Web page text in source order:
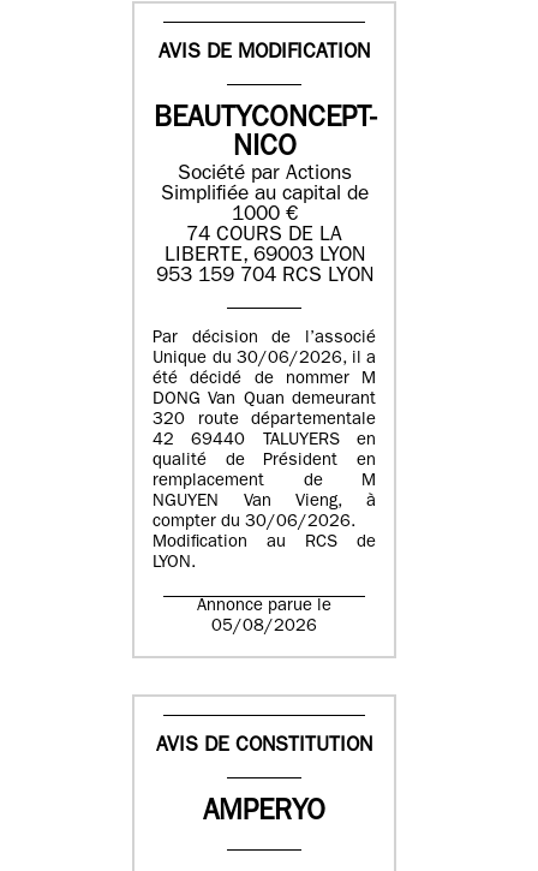
AVIS DE MODIFICATION
BEAUTYCONCEPT-
NICO
Société par Actions
Simplifiée au capital de
1000 €
74 COURS DE LA
LIBERTE, 69003 LYON
953 159 704 RCS LYON
Par décision de l’associé
Unique du 30/06/2026, il a
été décidé de nommer M
DONG Van Quan demeurant
320 route départementale
42 69440 TALUYERS en
qualité de Président en
remplacement de M
NGUYEN Van Vieng, à
compter du 30/06/2026.
Modification au RCS de
LYON.
Annonce parue le
05/08/2026
AVIS DE CONSTITUTION
AMPERYO